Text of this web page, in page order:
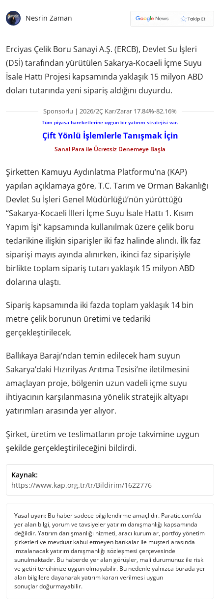
Nesrin Zaman
Erciyas Çelik Boru Sanayi A.Ş. (ERCB), Devlet Su İşleri
(DSİ) tarafından yürütülen Sakarya-Kocaeli İçme Suyu
İsale Hattı Projesi kapsamında yaklaşık 15 milyon ABD
doları tutarında yeni sipariş aldığını duyurdu.
Sponsorlu | 2026/2Ç Kar/Zarar 17.84%-82.16%
Tüm piyasa hareketlerine uygun bir yatırım stratejisi var.
Çift Yönlü İşlemlerle Tanışmak İçin
Sanal Para ile Ücretsiz Denemeye Başla
Şirketten Kamuyu Aydınlatma Platformu’na (KAP)
yapılan açıklamaya göre, T.C. Tarım ve Orman Bakanlığı
Devlet Su İşleri Genel Müdürlüğü’nün yürüttüğü
“Sakarya-Kocaeli İlleri İçme Suyu İsale Hattı 1. Kısım
Yapım İşi” kapsamında kullanılmak üzere çelik boru
tedarikine ilişkin siparişler iki faz halinde alındı. İlk faz
siparişi mayıs ayında alınırken, ikinci faz siparişiyle
birlikte toplam sipariş tutarı yaklaşık 15 milyon ABD
dolarına ulaştı.
Sipariş kapsamında iki fazda toplam yaklaşık 14 bin
metre çelik borunun üretimi ve tedariki
gerçekleştirilecek.
Ballıkaya Barajı’ndan temin edilecek ham suyun
Sakarya’daki Hızırilyas Arıtma Tesisi’ne iletilmesini
amaçlayan proje, bölgenin uzun vadeli içme suyu
ihtiyacının karşılanmasına yönelik stratejik altyapı
yatırımları arasında yer alıyor.
Şirket, üretim ve teslimatların proje takvimine uygun
şekilde gerçekleştirileceğini bildirdi.
Kaynak:
https://www.kap.org.tr/tr/Bildirim/1622776
Yasal uyarı: Bu haber sadece bilgilendirme amaçlıdır. Paratic.com’da
yer alan bilgi, yorum ve tavsiyeler yatırım danışmanlığı kapsamında
değildir. Yatırım danışmanlığı hizmeti, aracı kurumlar, portföy yönetim
şirketleri ve mevduat kabul etmeyen bankalar ile müşteri arasında
imzalanacak yatırım danışmanlığı sözleşmesi çerçevesinde
sunulmaktadır. Bu haberde yer alan görüşler, mali durumunuz ile risk
ve getiri tercihinize uygun olmayabilir. Bu nedenle yalnızca burada yer
alan bilgilere dayanarak yatırım kararı verilmesi uygun
sonuçlar doğurmayabilir.